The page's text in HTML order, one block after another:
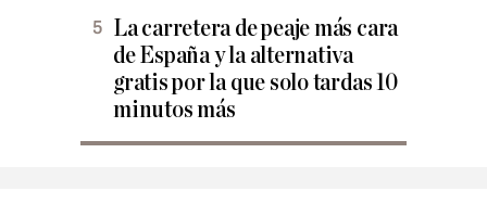
La carretera de peaje más cara
de España y la alternativa
gratis por la que solo tardas 10
minutos más